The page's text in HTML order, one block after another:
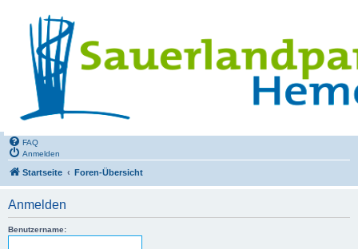
FAQ
Anmelden
Startseite Foren-Übersicht
Anmelden
Benutzername: